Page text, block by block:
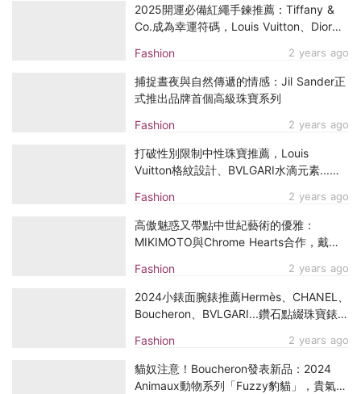
Fashion 2 years ago
2025開運必備紅繩手鍊推薦：Tiffany &
Co.成為幸運符碼，Louis Vuitton、Dior點
Fashion 2 years ago
捕捉晝夜與自然傳遞的情感：Jil Sander正
式推出品牌首個高級珠寶系列
Fashion 2 years ago
打破性別限制中性珠寶推薦，Louis
Vuitton格紋設計、BVLGARI水滴元素...與
Fashion 2 years ago
高傲魅惑又帶點中世紀藝術的優雅：
MIKIMOTO與Chrome Hearts合作，戴上
Fashion 2 years ago
2024小錶面腕錶推薦Hermès、CHANEL、
Boucheron、BVLGARI...鑽石點綴珠寶錶盤
貓奴注意！Boucheron發表新品：2024
Animaux動物系列「Fuzzy豹貓」，貴氣優